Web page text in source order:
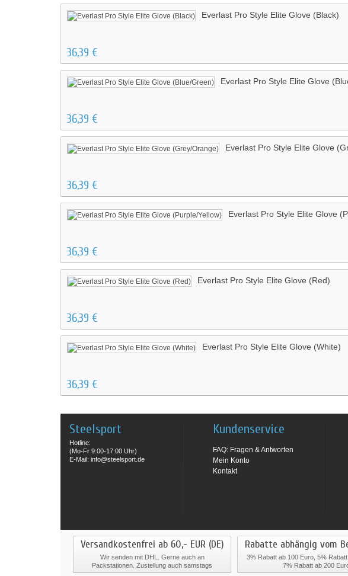
Everlast Pro Style Elite Glove (Black)
36,39 €
Everlast Pro Style Elite Glove
36,39 €
Everlast Pro Style Elite Glove
36,39 €
Everlast Pro Style Elite Glove
36,39 €
Everlast Pro Style Elite Glove (Red)
36,39 €
Everlast Pro Style Elite Glove (White)
36,39 €
Steelsport
Hotline:
(Mo-Fr 9:00-17:00 Uhr)
E-Mail: info@steelsport.de
Kundenservice
FAQ: Fragen & Antworten
Mein Konto
Kontakt
Versandkostenfrei ab 60,- EUR (DE)
Wir senden mit DHL. Gerne auch an
Packstationen. Zustellung auch samstags
Rabatte abhängig vom
3% Rabatt ab 100 Euro, 5% Rabatt
7% Rabatt ab 200